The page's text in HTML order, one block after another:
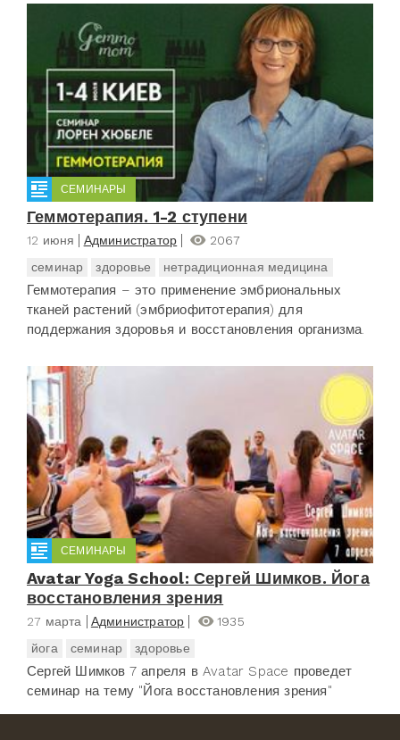
СЕМИНАРЫ
Геммотерапия. 1-2 ступени
12 июня Администратор
2067
семинар
здоровье нетрадиционная медицина
Геммотерапия – это применение эмбриональных
тканей растений (эмбриофитотерапия) для
поддержания здоровья и восстановления организма.
СЕМИНАРЫ
Avatar Yoga School: Сергей Шимков. Йога
восстановления зрения
27 марта Администратор
1935
йога
семинар здоровье
Сергей Шимков 7 апреля в Avatar Space проведет
семинар на тему "Йога восстановления зрения"